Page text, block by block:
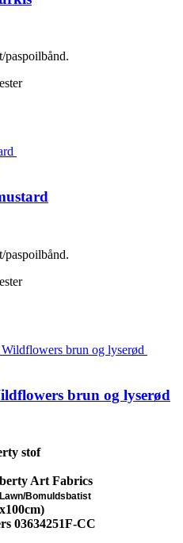
paspoilbånd.
paspoilbånd.
brun og lyserød
stof
Art Fabrics
Bomuldsbatist
03634251F-CC